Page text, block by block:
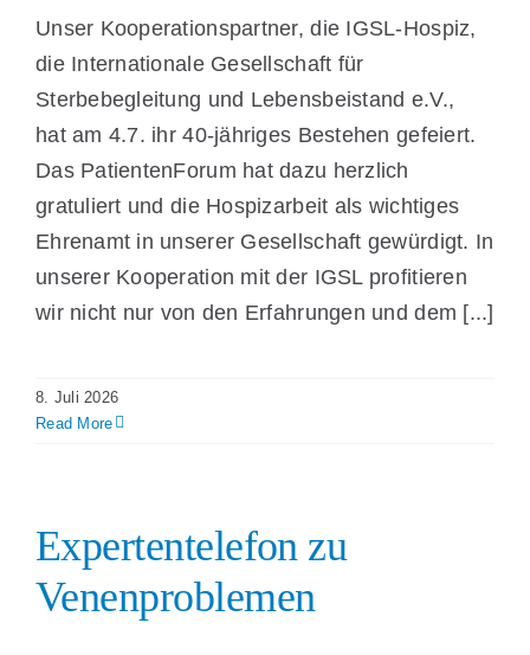
Unser Kooperationspartner, die IGSL-Hospiz,
die Internationale Gesellschaft für
Sterbebegleitung und Lebensbeistand e.V.,
hat am 4.7. ihr 40-jähriges Bestehen gefeiert.
Das PatientenForum hat dazu herzlich
gratuliert und die Hospizarbeit als wichtiges
Ehrenamt in unserer Gesellschaft gewürdigt. In
unserer Kooperation mit der IGSL profitieren
wir nicht nur von den Erfahrungen und dem [...]
8. Juli 2026
Read More
Expertentelefon zu
Venenproblemen